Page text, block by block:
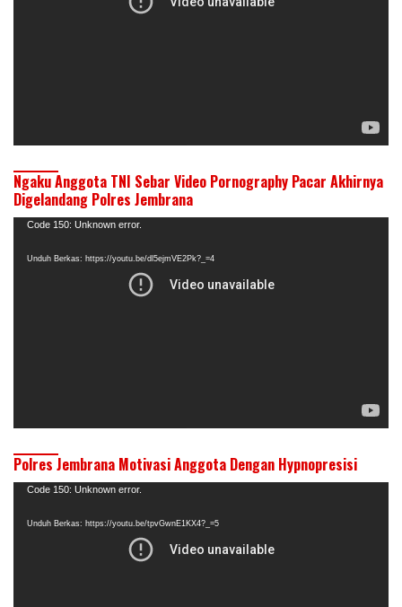
Ngaku Anggota TNI Sebar Video Pornography Pacar Akhirnya
Digelandang Polres Jembrana
Pemutar
Code 150: Unknown error.
Unduh Berkas: https://youtu.be/dl5ejmVE2Pk?_=4
Polres Jembrana Motivasi Anggota Dengan Hypnopresisi
Pemutar
Code 150: Unknown error.
Unduh Berkas: https://youtu.be/tpvGwnE1KX4?_=5